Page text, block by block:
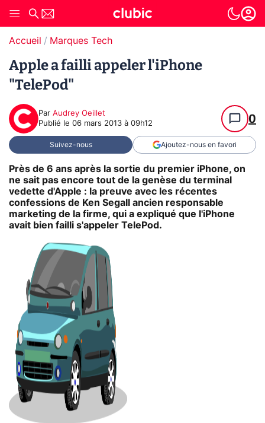
Accueil Marques Tech
Apple a failli appeler l'iPhone
"TelePod"
Par Audrey Oeillet
Publié le 06 mars 2013 à 09h12 0
Suivez-nous Ajoutez-nous en favori
Près de 6 ans après la sortie du premier iPhone, on
ne sait pas encore tout de la genèse du terminal
vedette d'Apple : la preuve avec les récentes
confessions de Ken Segall ancien responsable
marketing de la firme, qui a expliqué que l'iPhone
avait bien failli s'appeler TelePod.